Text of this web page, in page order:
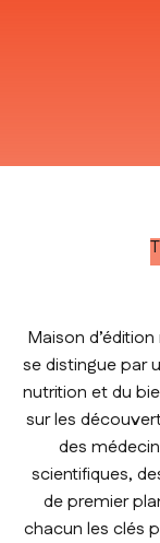
Maison
se distingue par
nutrition et du
sur les
des
scientifiques,
de premier
chacun les clés